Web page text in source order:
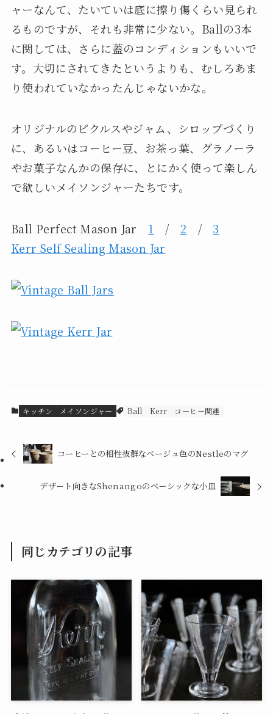
ャーなんて、たいていは底に擦り傷くらい見られ
るものですが、それも非常に少ない。Ballの3本
に関しては、さらに蓋のコンディションもいいで
す。大切にされてきたというよりも、むしろあま
り使われていなかったんじゃないかな。
オリジナルのピクルスやジャム、シロップづくり
に、あるいはコーヒー豆、お茶っ葉、グラノーラ
やお菓子なんかの保存に、とにかく使って楽しん
で欲しいメイソンジャーたちです。
Ball Perfect Mason Jar 1 / 2 / 3
Kerr Self Sealing Mason Jar
キッチン メイソンジャー Ball Kerr コーヒー関連
コーヒーとの相性抜群なベージュ色のNestleのマグ
デザート向きなShenangoのベーシックな小皿
同じカテゴリの記事